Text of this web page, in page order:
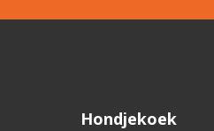
Hondjekoek